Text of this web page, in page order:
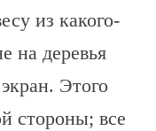
из какого-
на деревья
Этого
стороны; все